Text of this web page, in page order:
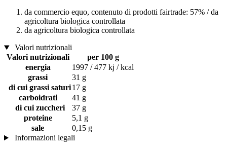
da commercio equo, contenuto di prodotti fairtrade: 57% / da
agricoltura biologica controllata
da agricoltura biologica controllata
Valori nutrizionali
Valori nutrizionali
per 100 g
energia
1997 / 477 kj / kcal
grassi
31 g
di cui grassi saturi17 g
carboidrati
41 g
di cui zuccheri
37 g
proteine
5,1 g
sale
0,15 g
Informazioni legali